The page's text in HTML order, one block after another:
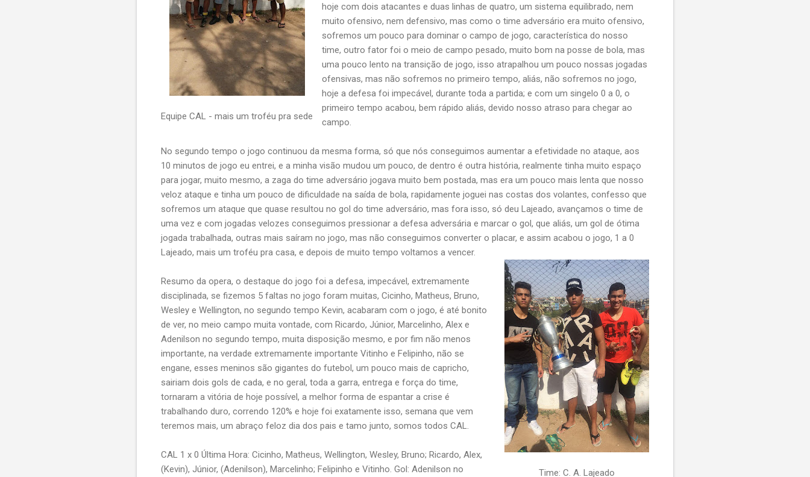
Equipe CAL - mais um troféu pra sede
hoje com dois atacantes e duas linhas de quatro, um sistema equilibrado, nem
muito ofensivo, nem defensivo, mas como o time adversário era muito ofensivo,
sofremos um pouco para dominar o campo de jogo, característica do nosso
time, outro fator foi o meio de campo pesado, muito bom na posse de bola, mas
uma pouco lento na transição de jogo, isso atrapalhou um pouco nossas jogadas
ofensivas, mas não sofremos no primeiro tempo, aliás, não sofremos no jogo,
hoje a defesa foi impecável, durante toda a partida; e com um singelo 0 a 0, o
primeiro tempo acabou, bem rápido aliás, devido nosso atraso para chegar ao
campo.
No segundo tempo o jogo continuou da mesma forma, só que nós conseguimos aumentar a efetividade no ataque, aos
10 minutos de jogo eu entrei, e a minha visão mudou um pouco, de dentro é outra história, realmente tinha muito espaço
para jogar, muito mesmo, a zaga do time adversário jogava muito bem postada, mas era um pouco mais lenta que nosso
veloz ataque e tinha um pouco de dificuldade na saída de bola, rapidamente joguei nas costas dos volantes, confesso que
sofremos um ataque que quase resultou no gol do time adversário, mas fora isso, só deu Lajeado, avançamos o time de
uma vez e com jogadas velozes conseguimos pressionar a defesa adversária e marcar o gol, que aliás, um gol de ótima
jogada trabalhada, outras mais saíram no jogo, mas não conseguimos converter o placar, e assim acabou o jogo, 1 a 0
Lajeado, mais um troféu pra casa, e depois de muito tempo voltamos a vencer.
Time: C. A. Lajeado
Resumo da opera, o destaque do jogo foi a defesa, impecável, extremamente
disciplinada, se fizemos 5 faltas no jogo foram muitas, Cicinho, Matheus, Bruno,
Wesley e Wellington, no segundo tempo Kevin, acabaram com o jogo, é até bonito
de ver, no meio campo muita vontade, com Ricardo, Júnior, Marcelinho, Alex e
Adenilson no segundo tempo, muita disposição mesmo, e por fim não menos
importante, na verdade extremamente importante Vitinho e Felipinho, não se
engane, esses meninos são gigantes do futebol, um pouco mais de capricho,
sairiam dois gols de cada, e no geral, toda a garra, entrega e força do time,
tornaram a vitória de hoje possível, a melhor forma de espantar a crise é
trabalhando duro, correndo 120% e hoje foi exatamente isso, semana que vem
teremos mais, um abraço feloz dia dos pais e tamo junto, somos todos CAL.
CAL 1 x 0 Última Hora: Cicinho, Matheus, Wellington, Wesley, Bruno; Ricardo, Alex,
(Kevin), Júnior, (Adenilson), Marcelinho; Felipinho e Vitinho. Gol: Adenilson no